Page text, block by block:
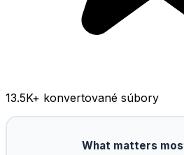
13.5K+ konvertované súbory
What matters